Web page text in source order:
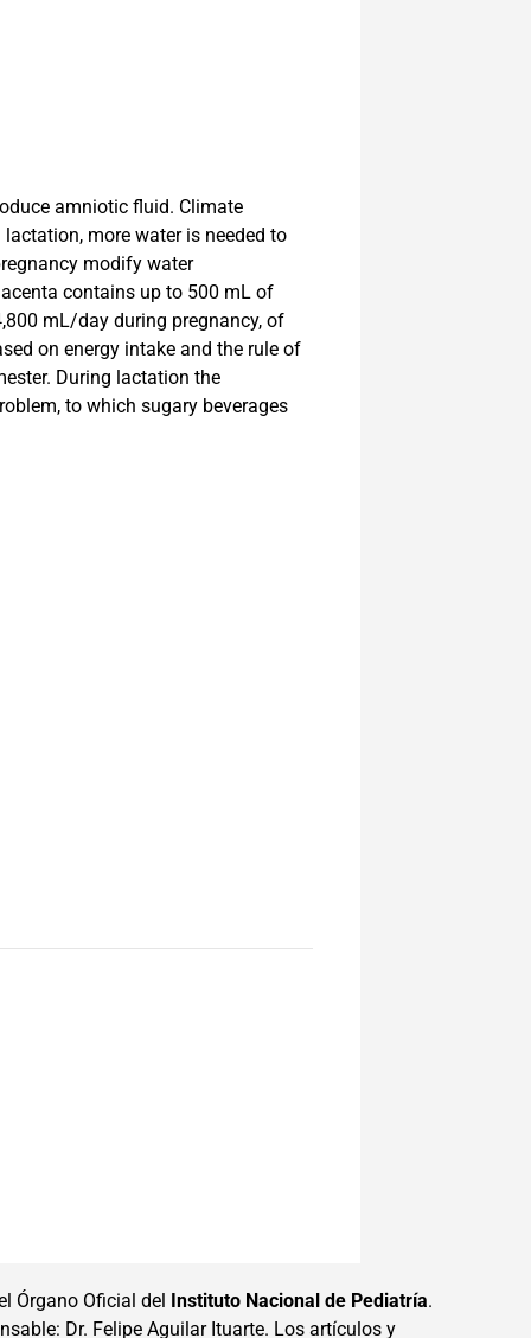
amniotic fluid. Climate
more water is needed to
modify water
contains up to 500 mL of
mL/day during pregnancy, of
on energy intake and the rule of
During lactation the
to which sugary beverages
Órgano Oficial del Instituto Nacional de Pediatría.
Dr. Felipe Aguilar Ituarte. Los artículos y